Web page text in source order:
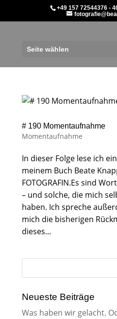
+49 157 72544376 -
Seite wählen
# 190 Momentaufnahme
Momentaufnahme
In dieser Folge lese ich
meinem Buch Beate
FOTOGRAFIN.Es sind
– und solche, die mich
haben. Ich spreche
mich die bisherigen
dieses...
Neueste Beiträge
Was haben wir gelacht.